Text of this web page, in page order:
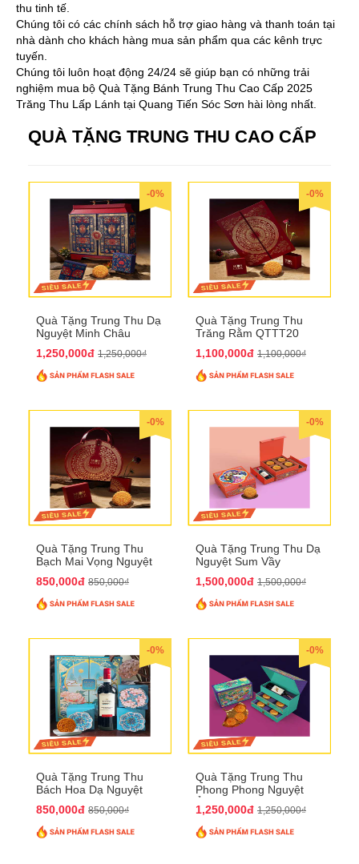
thu tinh tế.
Chúng tôi có các chính sách hỗ trợ giao hàng và thanh toán tại
nhà dành cho khách hàng mua sản phẩm qua các kênh trực
tuyến.
Chúng tôi luôn hoạt động 24/24 sẽ giúp bạn có những trải
nghiệm mua bộ Quà Tặng Bánh Trung Thu Cao Cấp 2025
Trăng Thu Lấp Lánh tại Quang Tiến Sóc Sơn hài lòng nhất.
QUÀ TẶNG TRUNG THU CAO CẤP
-0%
Quà Tặng Trung Thu Dạ
Nguyệt Minh Châu
1,250,000đ 1,250,000₫
-0%
Quà Tặng Trung Thu
Trăng Rằm QTTT20
1,100,000đ 1,100,000₫
-0%
Quà Tặng Trung Thu
Bạch Mai Vọng Nguyệt
850,000đ 850,000₫
-0%
Quà Tặng Trung Thu Dạ
Nguyệt Sum Vầy
1,500,000đ 1,500,000₫
-0%
Quà Tặng Trung Thu
Bách Hoa Dạ Nguyệt
850,000đ 850,000₫
-0%
Quà Tặng Trung Thu
Phong Phong Nguyệt
1,250,000đ 1,250,000₫